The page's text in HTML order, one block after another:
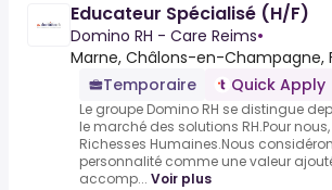
Educateur Spécialisé (H/F)
Domino RH - Care Reims•
Marne, Châlons-en-Champagne,
Temporaire
Quick Apply
Le groupe Domino RH se distingue
le marché des solutions RH.Pour
Richesses Humaines.Nous
personnalité comme une valeur
accomp... Voir plus